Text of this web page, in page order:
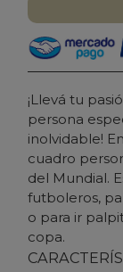
¡Llevá tu
persona
inolvidable!
cuadro
del Mundial.
futboleros,
o para ir
copa.